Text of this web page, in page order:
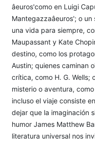
âeuros'como en Luigi
Mantegazzaâeuros'; o
una vida para siempre,
Maupassant y Kate
destino, como los
Austin; quienes caminan
crítica, como H. G. Wells;
misterio o aventura,
incluso el viaje consiste
dejar que la imaginación
humor James Matthew
literatura universal nos